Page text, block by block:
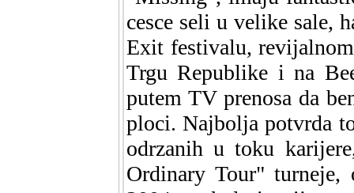
cesce seli u velike sale,
Exit festivalu,
Trgu Republike i na
putem TV prenosa da
ploci. Najbolja potvrda
odrzanih u toku
Ordinary Tour"